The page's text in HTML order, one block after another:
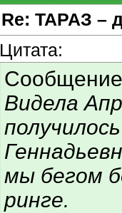
Re: ТАРАЗ –
Цитата:
Видела
мы бегом
ринге.